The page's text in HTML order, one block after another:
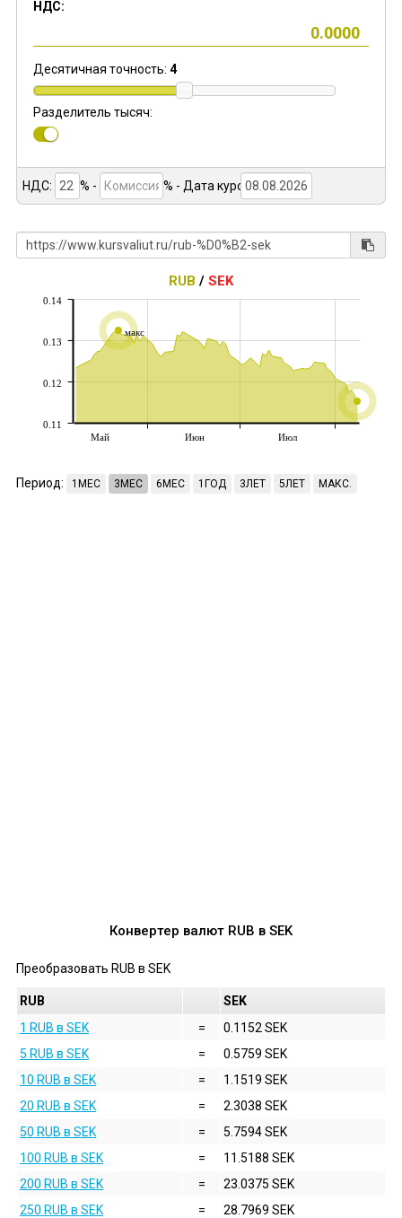
НДС:
Десятичная точность: 4
Разделитель тысяч:
НДС: % - % - Дата курса:
RUB / SEK
макс
Май Июн Июл
0.11
0.12
0.13
0.14
Период: 1МЕС 3МЕС 6МЕС 1ГОД 3ЛЕТ 5ЛЕТ МАКС.
Конвертер валют RUB в SEK
Преобразовать RUB в SEK
RUB
SEK
1 RUB в SEK
=
0.1152 SEK
5 RUB в SEK
=
0.5759 SEK
10 RUB в SEK
=
1.1519 SEK
20 RUB в SEK
=
2.3038 SEK
50 RUB в SEK
=
5.7594 SEK
100 RUB в SEK
=
11.5188 SEK
200 RUB в SEK
=
23.0375 SEK
250 RUB в SEK
=
28.7969 SEK